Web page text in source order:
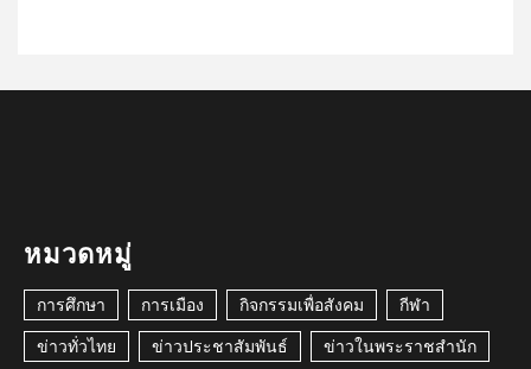
หมวดหมู่
การศึกษา การเมือง กิจกรรมเพื่อสังคม กีฬา
ข่าวทั่วไทย ข่าวประชาสัมพันธ์ ข่าวในพระราชสำนัก